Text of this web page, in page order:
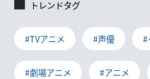
トレンドタグ
#TVアニメ #声優 #
#劇場アニメ #アニメ